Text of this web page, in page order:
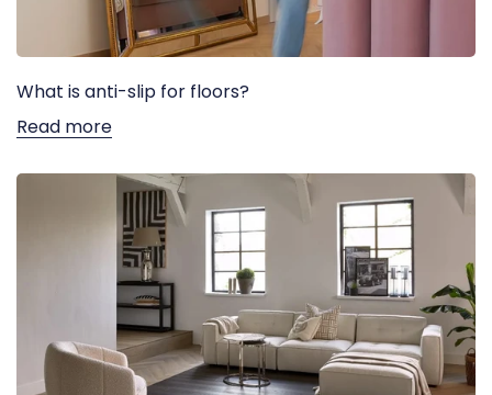
What is anti-slip for floors?
Read more